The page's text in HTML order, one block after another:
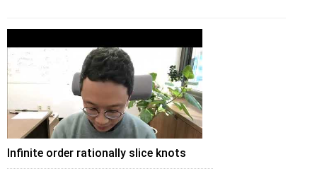
Infinite order rationally slice knots